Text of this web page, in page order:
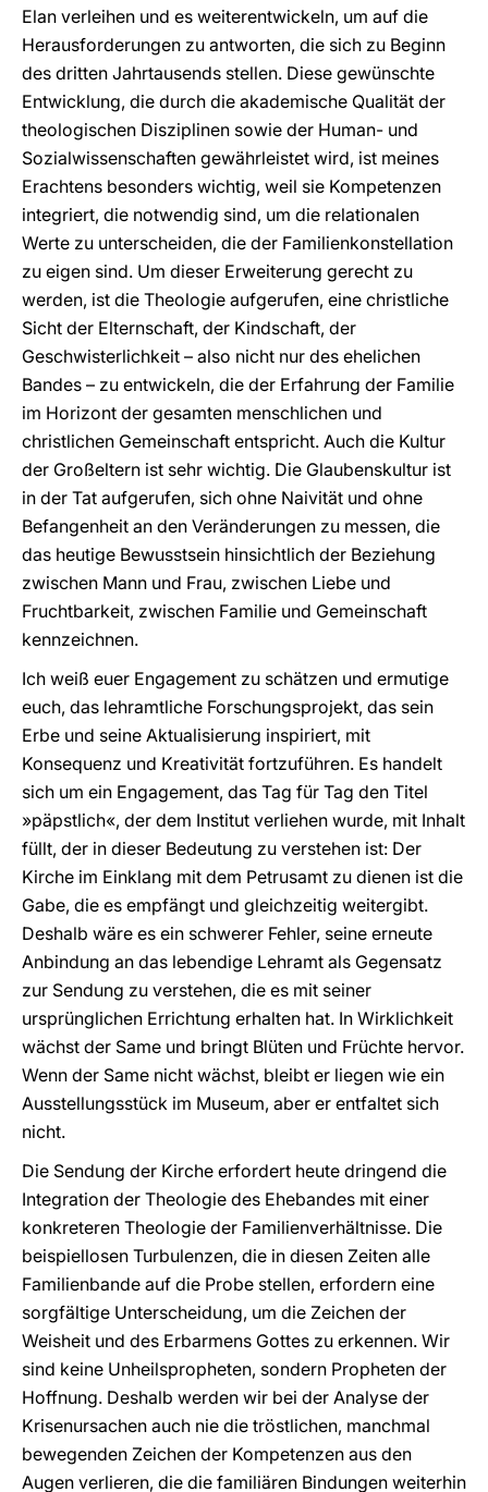
Elan verleihen und es weiterentwickeln, um auf die
Herausforderungen zu antworten, die sich zu Beginn
des dritten Jahrtausends stellen. Diese gewünschte
Entwicklung, die durch die akademische Qualität der
theologischen Disziplinen sowie der Human- und
Sozialwissenschaften gewährleistet wird, ist meines
Erachtens besonders wichtig, weil sie Kompetenzen
integriert, die notwendig sind, um die relationalen
Werte zu unterscheiden, die der Familienkonstellation
zu eigen sind. Um dieser Erweiterung gerecht zu
werden, ist die Theologie aufgerufen, eine christliche
Sicht der Elternschaft, der Kindschaft, der
Geschwisterlichkeit – also nicht nur des ehelichen
Bandes – zu entwickeln, die der Erfahrung der Familie
im Horizont der gesamten menschlichen und
christlichen Gemeinschaft entspricht. Auch die Kultur
der Großeltern ist sehr wichtig. Die Glaubenskultur ist
in der Tat aufgerufen, sich ohne Naivität und ohne
Befangenheit an den Veränderungen zu messen, die
das heutige Bewusstsein hinsichtlich der Beziehung
zwischen Mann und Frau, zwischen Liebe und
Fruchtbarkeit, zwischen Familie und Gemeinschaft
kennzeichnen.
Ich weiß euer Engagement zu schätzen und ermutige
euch, das lehramtliche Forschungsprojekt, das sein
Erbe und seine Aktualisierung inspiriert, mit
Konsequenz und Kreativität fortzuführen. Es handelt
sich um ein Engagement, das Tag für Tag den Titel
»päpstlich«, der dem Institut verliehen wurde, mit Inhalt
füllt, der in dieser Bedeutung zu verstehen ist: Der
Kirche im Einklang mit dem Petrusamt zu dienen ist die
Gabe, die es empfängt und gleichzeitig weitergibt.
Deshalb wäre es ein schwerer Fehler, seine erneute
Anbindung an das lebendige Lehramt als Gegensatz
zur Sendung zu verstehen, die es mit seiner
ursprünglichen Errichtung erhalten hat. In Wirklichkeit
wächst der Same und bringt Blüten und Früchte hervor.
Wenn der Same nicht wächst, bleibt er liegen wie ein
Ausstellungsstück im Museum, aber er entfaltet sich
nicht.
Die Sendung der Kirche erfordert heute dringend die
Integration der Theologie des Ehebandes mit einer
konkreteren Theologie der Familienverhältnisse. Die
beispiellosen Turbulenzen, die in diesen Zeiten alle
Familienbande auf die Probe stellen, erfordern eine
sorgfältige Unterscheidung, um die Zeichen der
Weisheit und des Erbarmens Gottes zu erkennen. Wir
sind keine Unheilspropheten, sondern Propheten der
Hoffnung. Deshalb werden wir bei der Analyse der
Krisenursachen auch nie die tröstlichen, manchmal
bewegenden Zeichen der Kompetenzen aus den
Augen verlieren, die die familiären Bindungen weiterhin